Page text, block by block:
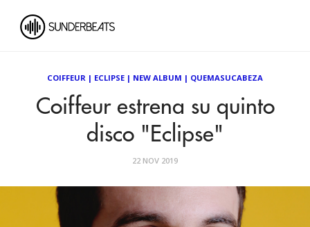
COIFFEUR | ECLIPSE | NEW ALBUM | QUEMASUCABEZA
Coiffeur estrena su quinto
disco "Eclipse"
22 NOV 2019